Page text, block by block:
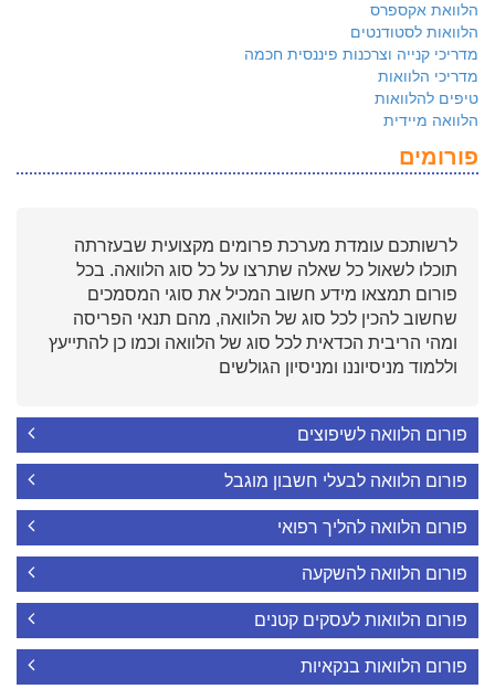
הלוואת אקספרס
הלוואות לסטודנטים
מדריכי קנייה וצרכנות פיננסית חכמה
מדריכי הלוואות
טיפים להלוואות
הלוואה מיידית
פורומים
לרשותכם עומדת מערכת פרומים מקצועית שבעזרתה
תוכלו לשאול כל שאלה שתרצו על כל סוג הלוואה. בכל
פורום תמצאו מידע חשוב המכיל את סוגי המסמכים
שחשוב להכין לכל סוג של הלוואה, מהם תנאי הפריסה
ומהי הריבית הכדאית לכל סוג של הלוואה וכמו כן להתייעץ
וללמוד מניסיוננו ומניסיון הגולשים
פורום הלוואה לשיפוצים
פורום הלוואה לבעלי חשבון מוגבל
פורום הלוואה להליך רפואי
פורום הלוואה להשקעה
פורום הלוואות לעסקים קטנים
פורום הלוואות בנקאיות